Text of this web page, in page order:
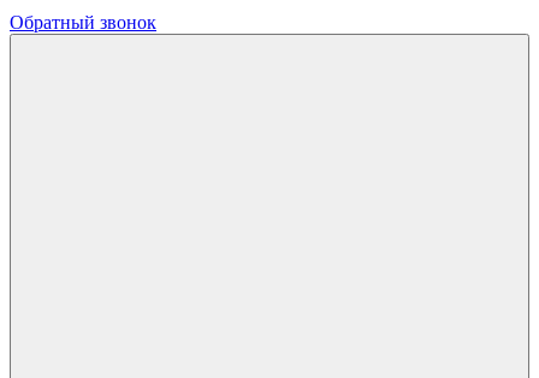
Обратный звонок